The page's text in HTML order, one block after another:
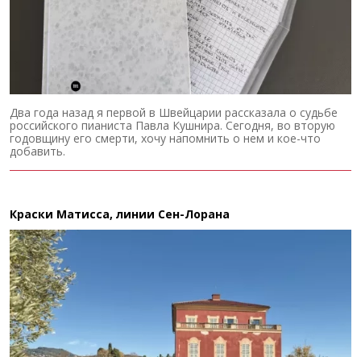
Два года назад я первой в Швейцарии рассказала о судьбе
российского пианиста Павла Кушнира. Сегодня, во вторую
годовщину его смерти, хочу напомнить о нем и кое-что
добавить.
Краски Матисса, линии Сен-Лорана